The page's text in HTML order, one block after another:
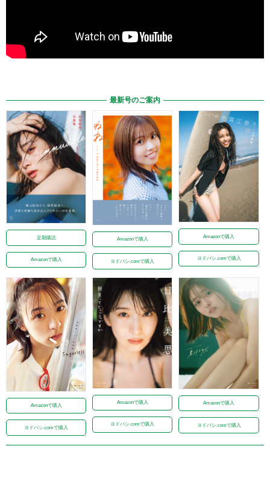
最新号のご案内
定期購読
Amazonで購入
Amazonで購入
ヨドバシ.comで購入
Amazonで購入
ヨドバシ.comで購入
Amazonで購入
ヨドバシ.comで購入
Amazonで購入
ヨドバシ.comで購入
Amazonで購入
ヨドバシ.comで購入